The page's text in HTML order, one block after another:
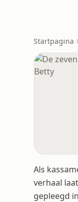
Startpagina
Als
verhaal
gepleegd